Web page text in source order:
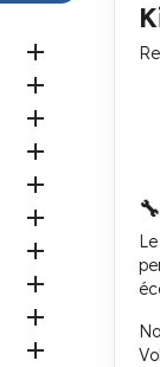









